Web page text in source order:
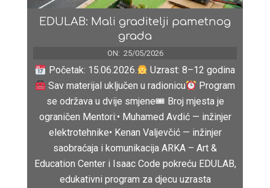
EDULAB: Mali graditelji pametnog
grada
ON: 25/05/2026
Početak: 15.06.2026.
Uzrast: 8–12 godina
Sav materijal uključen u radionicu
Program
se održava u dvije smjene🎟 Broj mjesta je
ograničen Mentori:• Muhamed Avdić — inžinjer
elektrotehnike• Kenan Valjevčić — inžinjer
saobraćaja i komunikacija ARKA – Art &
Education Center i Isaac Code pokreću EDULAB,
edukativni program za djecu uzrasta